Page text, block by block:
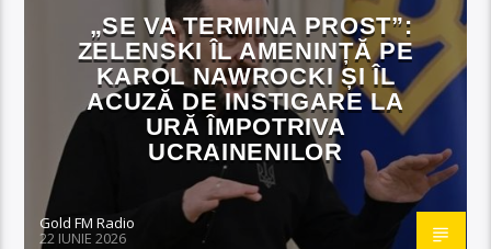
„SE VA TERMINA PROST”:
ZELENSKI ÎL AMENINȚĂ PE
KAROL NAWROCKI ȘI ÎL
ACUZĂ DE INSTIGARE LA
URĂ ÎMPOTRIVA
UCRAINENILOR
Gold FM Radio
22 IUNIE 2026